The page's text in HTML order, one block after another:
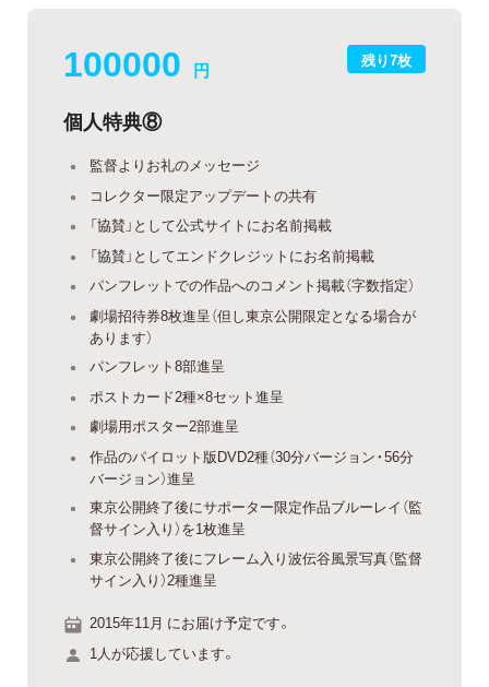
残り7枚
100000 円
個人特典⑧
監督よりお礼のメッセージ
コレクター限定アップデートの共有
「協賛」として公式サイトにお名前掲載
「協賛」としてエンドクレジットにお名前掲載
パンフレットでの作品へのコメント掲載（字数指定）
劇場招待券8枚進呈（但し東京公開限定となる場合が
あります）
パンフレット8部進呈
ポストカード2種×8セット進呈
劇場用ポスター2部進呈
作品のパイロット版DVD2種（30分バージョン・56分
バージョン）進呈
東京公開終了後にサポーター限定作品ブルーレイ（監
督サイン入り）を1枚進呈
東京公開終了後にフレーム入り波伝谷風景写真（監督
サイン入り）2種進呈
2015年11月 にお届け予定です。
1人が応援しています。